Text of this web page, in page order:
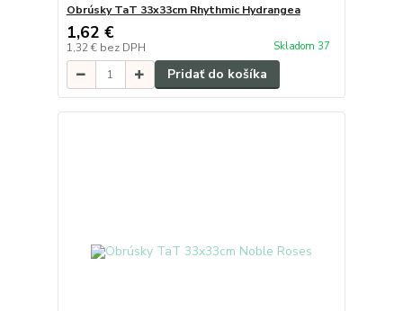
Obrúsky TaT 33x33cm Rhythmic Hydrangea
1,62 €
1,32 € bez DPH Skladom 37
Pridať do košíka